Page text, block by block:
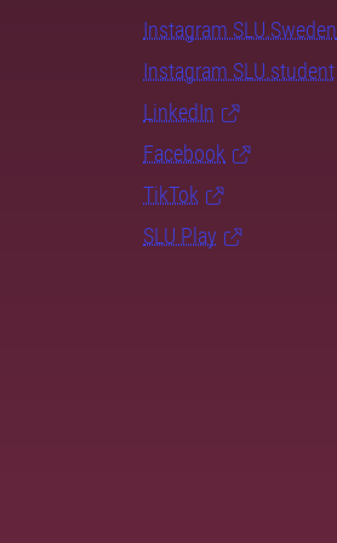
Instagram SLU.Sweden
Instagram SLU.student
LinkedIn
Facebook
TikTok
SLU Play